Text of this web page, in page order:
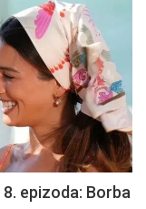
epizoda: Borba